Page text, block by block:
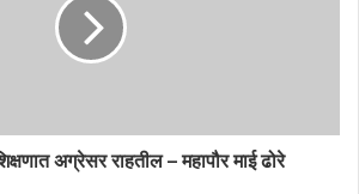
अग्रेसर राहतील – महापौर माई ढोरे